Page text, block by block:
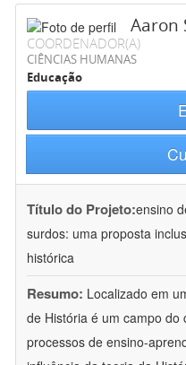
Aaron
COORDENADOR(A)
CIÊNCIAS HUMANAS
Educação
Título do Projeto:ensino
surdos: uma proposta
histórica
Resumo: Localizado em
de História é um campo
processos de ensino-